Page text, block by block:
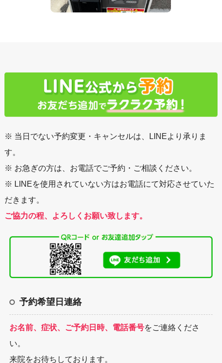
※ 当日でない予約変更・キャンセルは、LINEより承りま
す。
※ お急ぎの方は、お電話でご予約・ご相談ください。
※ LINEを使用されていない方はお電話にて対応させていた
だきます。
ご協力の程、よろしくお願い致します。
予約希望日連絡
お名前、症状、ご予約日時、電話番号をご連絡くださ
い。
来院をお待ちしております。